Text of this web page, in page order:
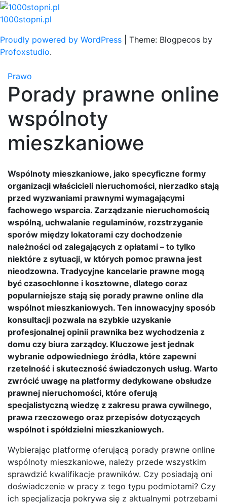
Skip
to
1000stopni.pl
Proudly powered by WordPress
Theme: Blogpecos by
Profoxstudio.
Prawo
Porady prawne online
wspólnoty
mieszkaniowe
Wspólnoty mieszkaniowe, jako specyficzne formy
organizacji właścicieli nieruchomości, nierzadko stają
przed wyzwaniami prawnymi wymagającymi
fachowego wsparcia. Zarządzanie nieruchomością
wspólną, uchwalanie regulaminów, rozstrzyganie
sporów między lokatorami czy dochodzenie
należności od zalegających z opłatami – to tylko
niektóre z sytuacji, w których pomoc prawna jest
nieodzowna. Tradycyjne kancelarie prawne mogą
być czasochłonne i kosztowne, dlatego coraz
popularniejsze stają się porady prawne online dla
wspólnot mieszkaniowych. Ten innowacyjny sposób
konsultacji pozwala na szybkie uzyskanie
profesjonalnej opinii prawnika bez wychodzenia z
domu czy biura zarządcy. Kluczowe jest jednak
wybranie odpowiedniego źródła, które zapewni
rzetelność i skuteczność świadczonych usług. Warto
zwrócić uwagę na platformy dedykowane obsłudze
prawnej nieruchomości, które oferują
specjalistyczną wiedzę z zakresu prawa cywilnego,
prawa rzeczowego oraz przepisów dotyczących
wspólnot i spółdzielni mieszkaniowych.
Wybierając platformę oferującą porady prawne online
wspólnoty mieszkaniowe, należy przede wszystkim
sprawdzić kwalifikacje prawników. Czy posiadają oni
doświadczenie w pracy z tego typu podmiotami? Czy
ich specjalizacja pokrywa się z aktualnymi potrzebami